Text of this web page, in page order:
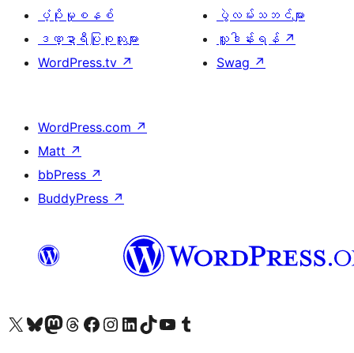
ပံ့ပိုးမှုစနစ်
ဒဏ္ဍာရီပြုစုသူများ
WordPress.tv ↗
ပွဲလမ်းသဘင်များ
လှူဒါန်းရန် ↗
Swag ↗
WordPress.com ↗
Matt ↗
bbPress ↗
BuddyPress ↗
ကျွန်ုပ်တို့၏ X (ယခင် Twitter) အကောင့်သို့ သွားရောက်ကြည့်ရှုပါကျွန်ုပ်တို့၏ Bluesky အကောင့်သို့ ဝင်ရောက်ကြည့်ရှုရန်
ကျွန်ုပ်တို့၏ Mastodon အကောင့်သို့ သွားရောက်ကြည့်ရှုပါကျွန်ုပ်တို့၏ Threads အကောင့်သို့ ဝင်ရောက်ကြည့်ရှုရန်
ကျွန်ုပ်တို့၏ Facebook စာမျက်နှာသို့ သွားရောက်ကြည့်ရှုပါကျွန်ုပ်တို့၏ Instagram အကောင့်သို့ သွားရောက်ကြည့်ရှုပါ ကျွန်ုပ်တို့၏ LinkedIn အကောင့်သို့ သွားရောက်ကြည့်ရှုပါကျွန်ုပ်တို့၏ TikTok အကောင့်သို့ ဝင်ရောက်ကြည့်ရှုရန်
ကျွန်ုပ်တို့၏ YouTube ချန်နယ်သို့ သွားရောက်ကြည့်ရှုပါ ကျွန်ုပ်တို့၏ Tumblr အကောင့်သို့ ဝင်ရောက်ကြည့်ရှုရန်